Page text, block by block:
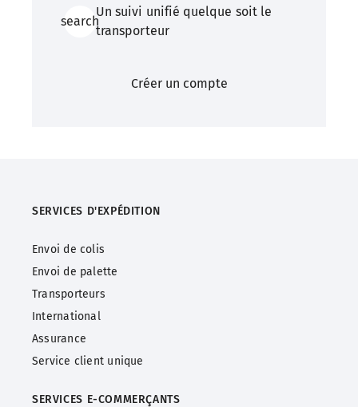
search
Un suivi unifié quelque soit le
transporteur
Créer un compte
SERVICES D'EXPÉDITION
Envoi de colis
Envoi de palette
Transporteurs
International
Assurance
Service client unique
SERVICES E-COMMERÇANTS